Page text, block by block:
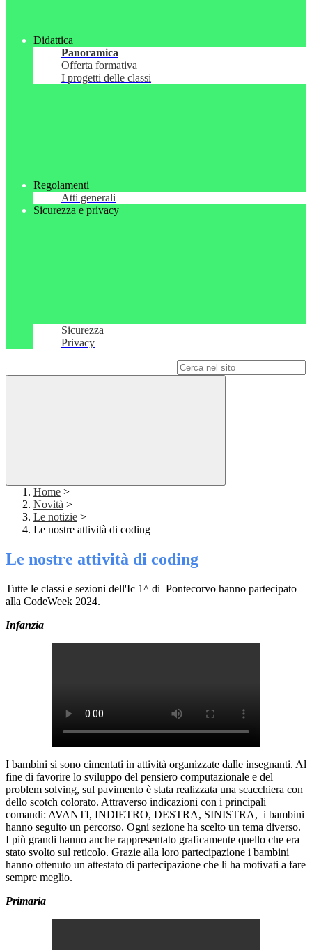
Didattica
Panoramica
Offerta formativa
I progetti delle classi
Regolamenti
Atti generali
Sicurezza e privacy
Sicurezza
Privacy
Home >
Novità >
Le notizie >
Le nostre attività di coding
Le nostre attività di coding
Tutte le classi e sezioni dell'Ic 1^ di Pontecorvo hanno partecipato
alla CodeWeek 2024.
Infanzia
I bambini si sono cimentati in attività organizzate dalle insegnanti. Al
fine di favorire lo sviluppo del pensiero computazionale e del
problem solving, sul pavimento è stata realizzata una scacchiera con
dello scotch colorato. Attraverso indicazioni con i principali
comandi: AVANTI, INDIETRO, DESTRA, SINISTRA, i bambini
hanno seguito un percorso. Ogni sezione ha scelto un tema diverso.
I più grandi hanno anche rappresentato graficamente quello che era
stato svolto sul reticolo. Grazie alla loro partecipazione i bambini
hanno ottenuto un attestato di partecipazione che li ha motivati a fare
sempre meglio.
Primaria